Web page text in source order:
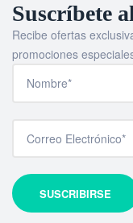
Suscríbete
Recibe ofertas
promociones